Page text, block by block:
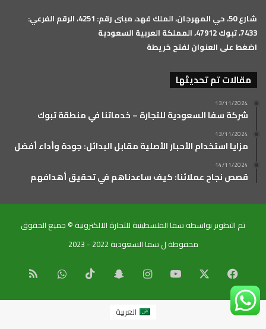
شارع 50، حي المهرجان، الملك فهد، مبنى رقم: 4251، الرقم الفرعي:
7433، تبوك 47912، المملكة العربية السعودية
اضغط على العنوان لفتح خريطة
مقالات تم تحديثها
13/11/2024
شركة سفا السعودية للتجارة – خدماتنا في منطقة تبوك
13/11/2024
مزايا استخدام الأحبار الأصلية مقابل البدائل: جودة وأداء أفضل
14/11/2024
قصص نجاح عملائنا: كيف ساعدناهم في تحقيق أهدافهم
تم التطوير بواسطه سفا الفلسطينية للتجارة الالكترونية © جميع الحقوق
محفوظة ل سفا السعودية 2022 - 2023
فيسبوك ‫YouTube انستقرام سناب
تشات
‫TikTok واتساب
العربية